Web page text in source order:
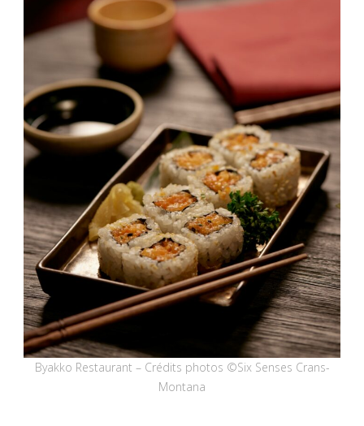
Byakko Restaurant – Crédits photos ©Six Senses Crans-
Montana